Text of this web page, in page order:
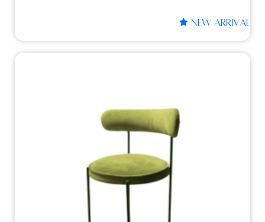
NEW ARRIVAL
SILLA SIMONE GREEN